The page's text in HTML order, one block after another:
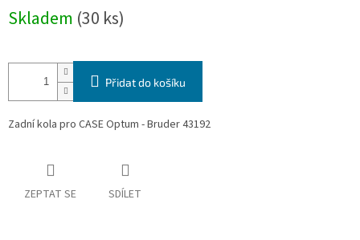
cena:
Skladem (30 ks)
Přidat do košíku
Zadní kola pro CASE Optum - Bruder 43192
ZEPTAT SE SDÍLET